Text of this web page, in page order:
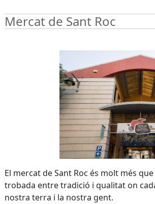
Mercat de Sant Roc
El mercat de Sant Roc és molt més
trobada entre tradició i qualitat on
nostra terra i la nostra gent.